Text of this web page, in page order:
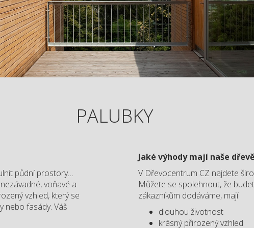
PALUBKY
půdní prostory…
voňavé a
vzhled, který se
nebo fasády. Váš
Jaké výhody mají naše
V Dřevocentrum CZ najdete
Můžete se spolehnout, že
zákazníkům dodáváme, mají:
dlouhou životnost
krásný přirozený vzhled